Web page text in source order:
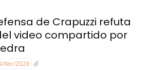
de Crapuzzi refuta
video compartido por
Abr/2026